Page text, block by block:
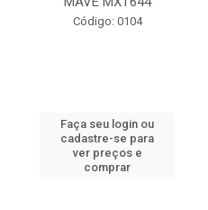
Código: 0104
Faça seu login ou
cadastre-se para
ver preços e
comprar